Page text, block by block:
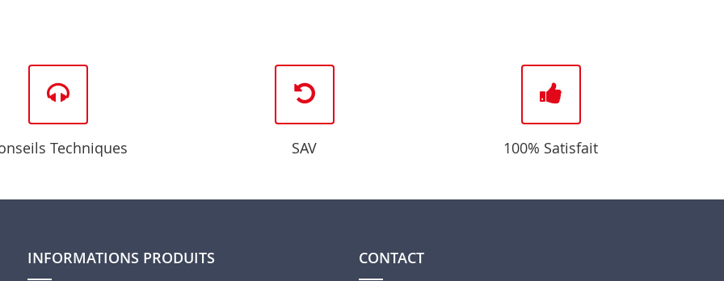
Techniques SAV 100% Satisfait
INFORMATIONS PRODUITS CONTACT